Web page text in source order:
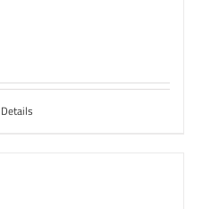
Details